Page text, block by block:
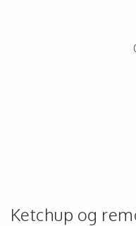
Ketchup og